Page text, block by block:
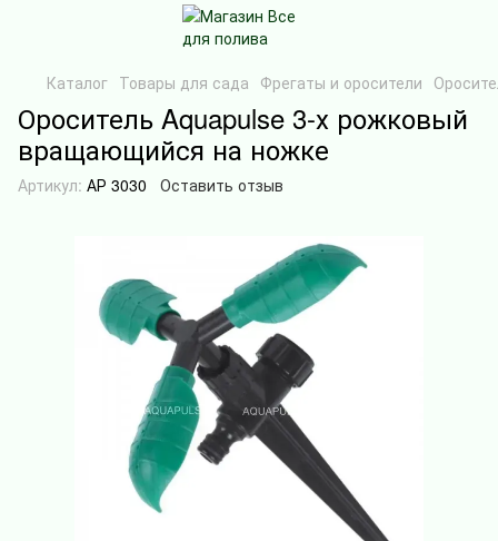
Каталог Товары для сада Фрегаты и оросители
Ороситель Aquapulse 3-х рожковый
вращающийся на ножке
Артикул: АР 3030 Оставить отзыв